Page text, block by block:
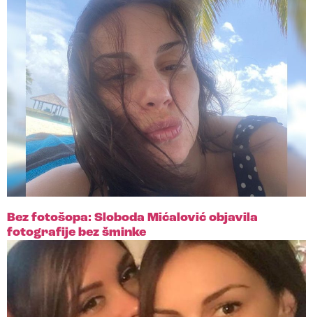
Bez fotošopa: Sloboda Mićalović objavila
fotografije bez šminke